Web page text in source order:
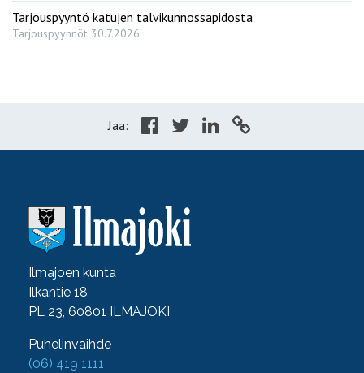
Tarjouspyyntö katujen talvikunnossapidosta
Tarjouspyynnöt 30.7.2026
Jaa:
Ilmajoen kunta
Ilkantie 18
PL 23, 60801 ILMAJOKI
Puhelinvaihde
(06) 419 1111